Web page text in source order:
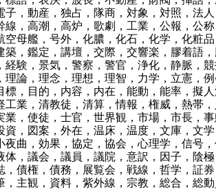
，動産，独占，隊商，対象，対照，法
，高潮，高炉，歌劇，工業，公報，公
母艦，号外，化膿，化石，化学，化粧
，鑑定，講壇，交際，交響楽，膠着語
験，景気，警察，警官，浄化，静脈，
論，理念，理想，理智，力学，立憲，
，目的，内容，内在，能動，能率，擬
業，清教徒，清算，情報，権威，熱帯
，使徒，士官，世界観，市場，市長，
，図案，外在，温床，温度，文庫，文
曲，効果，協定，協会，心理学，信号
，議会，議員，議院，意訳，因子，陰
債権，債務，展覧会，戦線，哲学，証
主観，資料，紫外線，宗教，総合，総